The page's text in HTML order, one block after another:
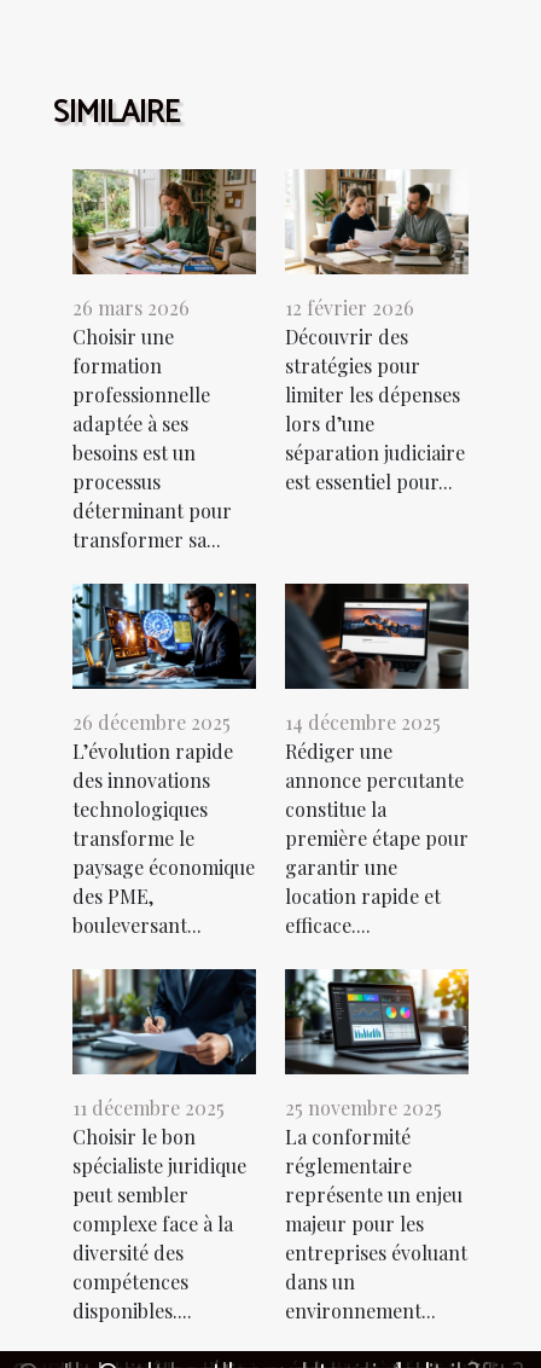
SIMILAIRE
26 mars 2026
Choisir une
formation
professionnelle
adaptée à ses
besoins est un
processus
déterminant pour
transformer sa...
12 février 2026
Découvrir des
stratégies pour
limiter les dépenses
lors d’une
séparation judiciaire
est essentiel pour...
26 décembre 2025
L’évolution rapide
des innovations
technologiques
transforme le
paysage économique
des PME,
bouleversant...
14 décembre 2025
Rédiger une
annonce percutante
constitue la
première étape pour
garantir une
location rapide et
efficace....
11 décembre 2025
Choisir le bon
spécialiste juridique
peut sembler
complexe face à la
diversité des
compétences
disponibles....
25 novembre 2025
La conformité
réglementaire
représente un enjeu
majeur pour les
entreprises évoluant
dans un
environnement...